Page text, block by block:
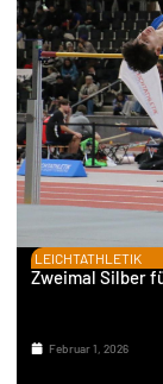
LEICHTATHLETIK
Zweimal Silber
Februar 1, 2026